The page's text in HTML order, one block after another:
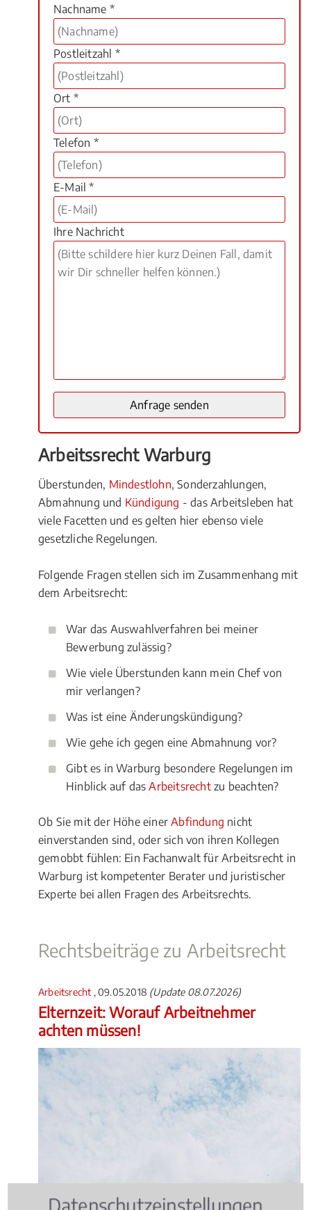
Nachname *
Postleitzahl *
Ort *
Telefon *
E-Mail *
Ihre Nachricht
Arbeitssrecht Warburg
Überstunden, Mindestlohn, Sonderzahlungen,
Abmahnung und Kündigung - das Arbeitsleben hat
viele Facetten und es gelten hier ebenso viele
gesetzliche Regelungen.
Folgende Fragen stellen sich im Zusammenhang mit
dem Arbeitsrecht:
War das Auswahlverfahren bei meiner
Bewerbung zulässig?
Wie viele Überstunden kann mein Chef von
mir verlangen?
Was ist eine Änderungskündigung?
Wie gehe ich gegen eine Abmahnung vor?
Gibt es in Warburg besondere Regelungen im
Hinblick auf dasArbeitsrechtzu beachten?
Ob Sie mit der Höhe einerAbfindung nicht
einverstanden sind, oder sich von ihren Kollegen
gemobbt fühlen: Ein Fachanwalt für Arbeitsrecht in
Warburg ist kompetenter Berater und juristischer
Experte bei allen Fragen des Arbeitsrechts.
Rechtsbeiträge zu Arbeitsrecht
Arbeitsrecht , 09.05.2018 (Update 08.07.2026)
Elternzeit: Worauf Arbeitnehmer
achten müssen!
Datenschutzeinstellungen